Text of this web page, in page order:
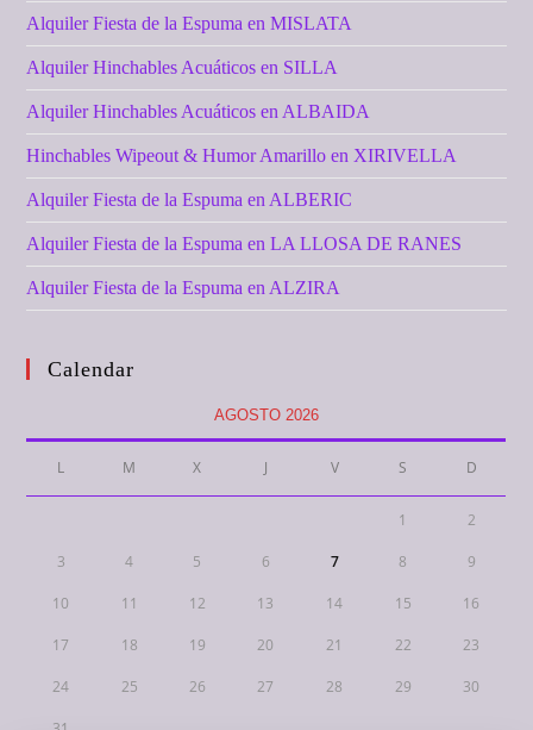
Alquiler Fiesta de la Espuma en MISLATA
Alquiler Hinchables Acuáticos en SILLA
Alquiler Hinchables Acuáticos en ALBAIDA
Hinchables Wipeout & Humor Amarillo en XIRIVELLA
Alquiler Fiesta de la Espuma en ALBERIC
Alquiler Fiesta de la Espuma en LA LLOSA DE RANES
Alquiler Fiesta de la Espuma en ALZIRA
Calendar
AGOSTO 2026
L M X J V S D
1 2
3 4 5 6 7 8 9
10 11 12 13 14 15 16
17 18 19 20 21 22 23
24 25 26 27 28 29 30